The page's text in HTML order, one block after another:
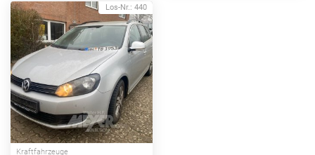
Los-Nr.: 440
Kraftfahrzeuge